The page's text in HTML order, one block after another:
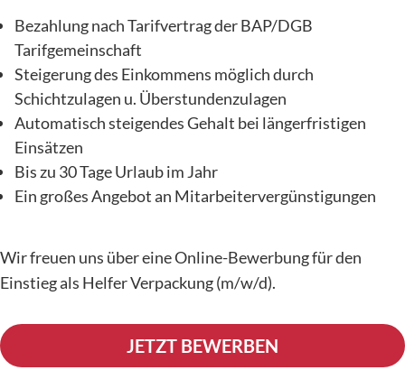
Bezahlung nach Tarifvertrag der BAP/DGB
Tarifgemeinschaft
Steigerung des Einkommens möglich durch
Schichtzulagen u. Überstundenzulagen
Automatisch steigendes Gehalt bei längerfristigen
Einsätzen
Bis zu 30 Tage Urlaub im Jahr
Ein großes Angebot an Mitarbeitervergünstigungen
Wir freuen uns über eine Online-Bewerbung für den
Einstieg als Helfer Verpackung (m/w/d).
JETZT BEWERBEN